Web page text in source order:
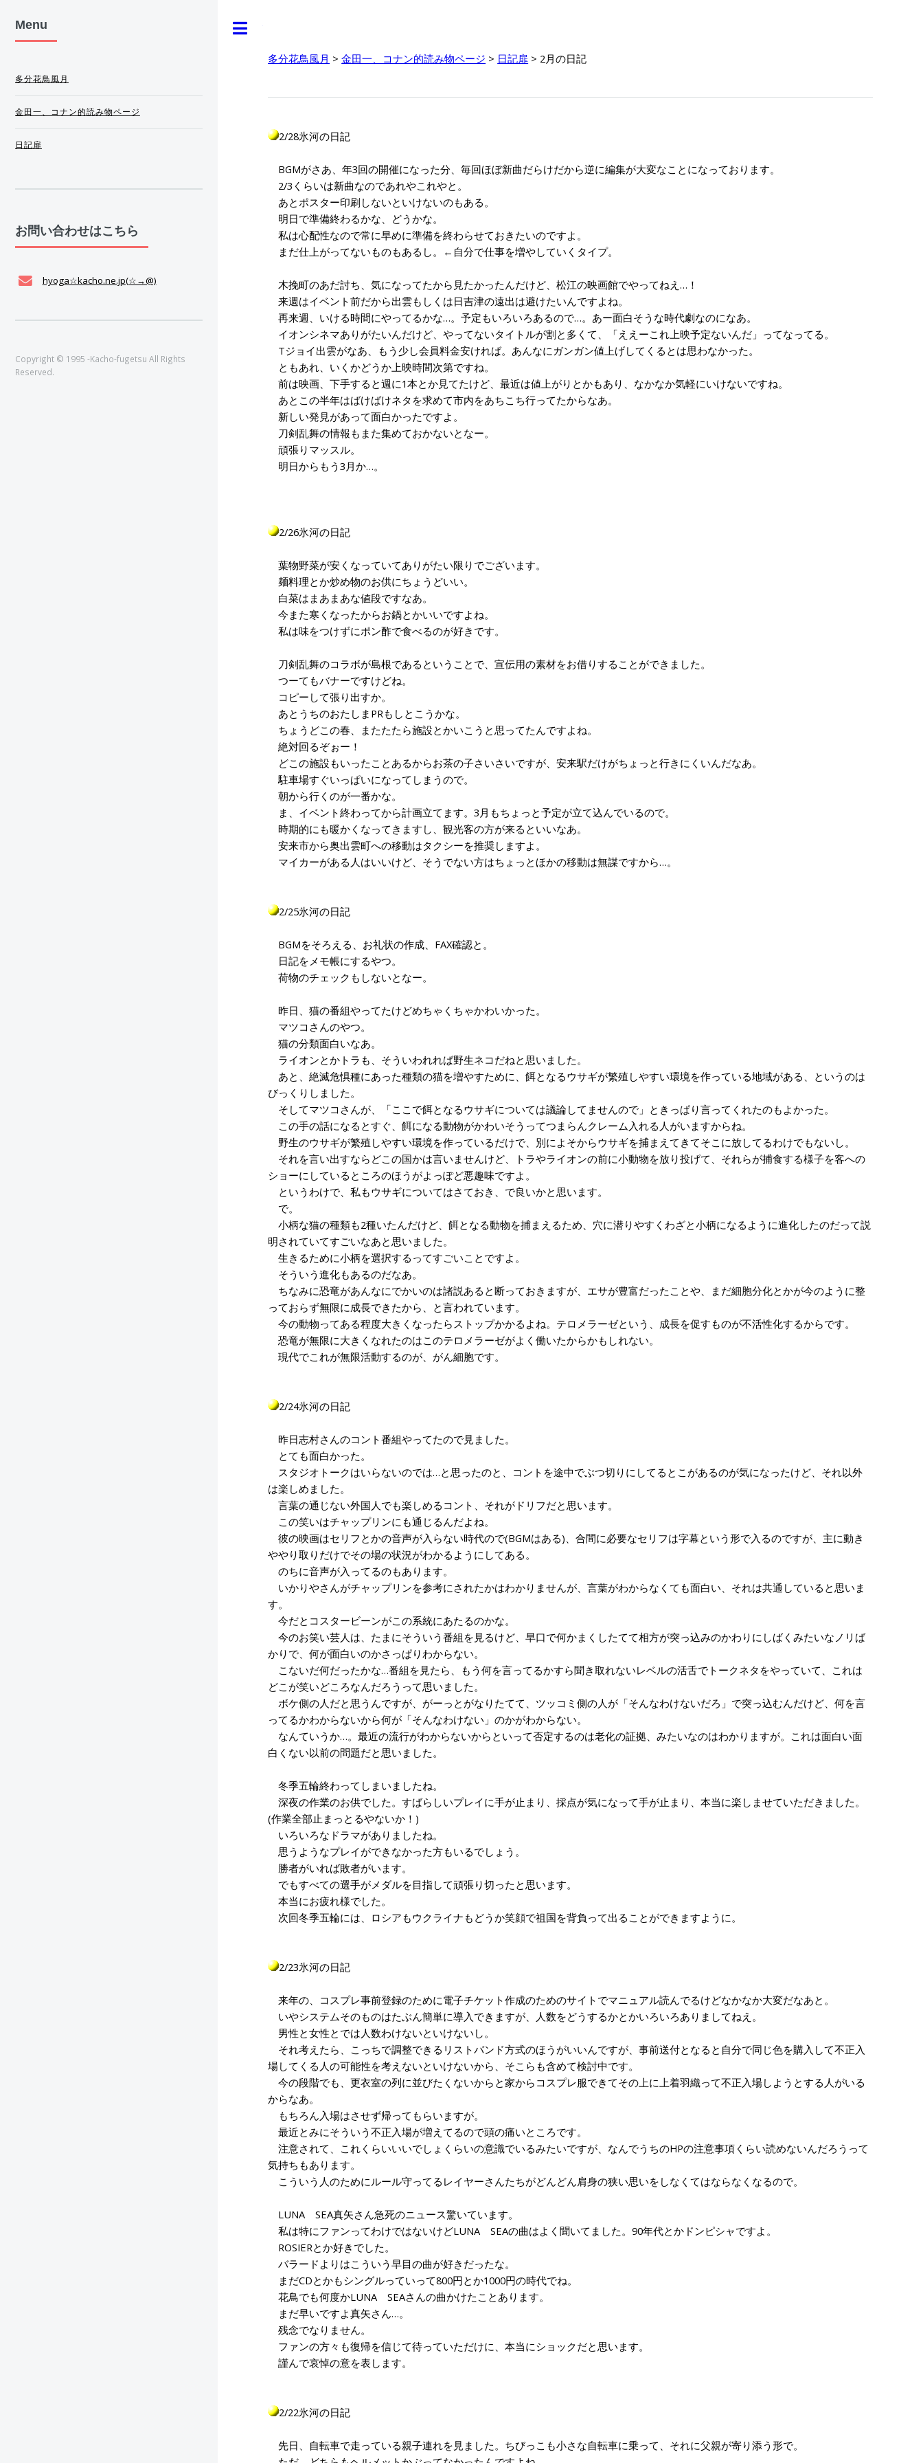
多分花鳥風月 >金田一、コナン的読み物ページ > 日記扉 > 2月の日記
2/28氷河の日記
BGMがさあ、年3回の開催になった分、毎回ほぼ新曲だらけだから逆に編集が大変なことになっております。
2/3くらいは新曲なのであれやこれやと。
あとポスター印刷しないといけないのもある。
明日で準備終わるかな、どうかな。
私は心配性なので常に早めに準備を終わらせておきたいのですよ。
まだ仕上がってないものもあるし。←自分で仕事を増やしていくタイプ。
木挽町のあだ討ち、気になってたから見たかったんだけど、松江の映画館でやってねえ…！
来週はイベント前だから出雲もしくは日吉津の遠出は避けたいんですよね。
再来週、いける時間にやってるかな…。予定もいろいろあるので…。あー面白そうな時代劇なのになあ。
イオンシネマありがたいんだけど、やってないタイトルが割と多くて、「ええーこれ上映予定ないんだ」ってなってる。
Tジョイ出雲がなあ、もう少し会員料金安ければ。あんなにガンガン値上げしてくるとは思わなかった。
ともあれ、いくかどうか上映時間次第ですね。
前は映画、下手すると週に1本とか見てたけど、最近は値上がりとかもあり、なかなか気軽にいけないですね。
あとこの半年はばけばけネタを求めて市内をあちこち行ってたからなあ。
新しい発見があって面白かったですよ。
刀剣乱舞の情報もまた集めておかないとなー。
頑張りマッスル。
明日からもう3月か…。
2/26氷河の日記
葉物野菜が安くなっていてありがたい限りでございます。
麺料理とか炒め物のお供にちょうどいい。
白菜はまあまあな値段ですなあ。
今また寒くなったからお鍋とかいいですよね。
私は味をつけずにポン酢で食べるのが好きです。
刀剣乱舞のコラボが島根であるということで、宣伝用の素材をお借りすることができました。
つーてもバナーですけどね。
コピーして張り出すか。
あとうちのおたしまPRもしとこうかな。
ちょうどこの春、またたたら施設とかいこうと思ってたんですよね。
絶対回るぞぉー！
どこの施設もいったことあるからお茶の子さいさいですが、安来駅だけがちょっと行きにくいんだなあ。
駐車場すぐいっぱいになってしまうので。
朝から行くのが一番かな。
ま、イベント終わってから計画立てます。3月もちょっと予定が立て込んでいるので。
時期的にも暖かくなってきますし、観光客の方が来るといいなあ。
安来市から奥出雲町への移動はタクシーを推奨しますよ。
マイカーがある人はいいけど、そうでない方はちょっとほかの移動は無謀ですから…。
2/25氷河の日記
BGMをそろえる、お礼状の作成、FAX確認と。
日記をメモ帳にするやつ。
荷物のチェックもしないとなー。
昨日、猫の番組やってたけどめちゃくちゃかわいかった。
マツコさんのやつ。
猫の分類面白いなあ。
ライオンとかトラも、そういわれれば野生ネコだねと思いました。
あと、絶滅危惧種にあった種類の猫を増やすために、餌となるウサギが繁殖しやすい環境を作っている地域がある、というのは
びっくりしました。
そしてマツコさんが、「ここで餌となるウサギについては議論してませんので」ときっぱり言ってくれたのもよかった。
この手の話になるとすぐ、餌になる動物がかわいそうってつまらんクレーム入れる人がいますからね。
野生のウサギが繁殖しやすい環境を作っているだけで、別によそからウサギを捕まえてきてそこに放してるわけでもないし。
それを言い出すならどこの国かは言いませんけど、トラやライオンの前に小動物を放り投げて、それらが捕食する様子を客への
ショーにしているところのほうがよっぽど悪趣味ですよ。
というわけで、私もウサギについてはさておき、で良いかと思います。
で。
小柄な猫の種類も2種いたんだけど、餌となる動物を捕まえるため、穴に潜りやすくわざと小柄になるように進化したのだって説
明されていてすごいなあと思いました。
生きるために小柄を選択するってすごいことですよ。
そういう進化もあるのだなあ。
ちなみに恐竜があんなにでかいのは諸説あると断っておきますが、エサが豊富だったことや、まだ細胞分化とかが今のように整
っておらず無限に成長できたから、と言われています。
今の動物ってある程度大きくなったらストップかかるよね。テロメラーゼという、成長を促すものが不活性化するからです。
恐竜が無限に大きくなれたのはこのテロメラーゼがよく働いたからかもしれない。
現代でこれが無限活動するのが、がん細胞です。
2/24氷河の日記
昨日志村さんのコント番組やってたので見ました。
とても面白かった。
スタジオトークはいらないのでは…と思ったのと、コントを途中でぶつ切りにしてるとこがあるのが気になったけど、それ以外
は楽しめました。
言葉の通じない外国人でも楽しめるコント、それがドリフだと思います。
この笑いはチャップリンにも通じるんだよね。
彼の映画はセリフとかの音声が入らない時代ので(BGMはある)、合間に必要なセリフは字幕という形で入るのですが、主に動き
ややり取りだけでその場の状況がわかるようにしてある。
のちに音声が入ってるのもあります。
いかりやさんがチャップリンを参考にされたかはわかりませんが、言葉がわからなくても面白い、それは共通していると思いま
す。
今だとコスタービーンがこの系統にあたるのかな。
今のお笑い芸人は、たまにそういう番組を見るけど、早口で何かまくしたてて相方が突っ込みのかわりにしばくみたいなノリば
かりで、何が面白いのかさっぱりわからない。
こないだ何だったかな…番組を見たら、もう何を言ってるかすら聞き取れないレベルの活舌でトークネタをやっていて、これは
どこが笑いどころなんだろうって思いました。
ボケ側の人だと思うんですが、がーっとがなりたてて、ツッコミ側の人が「そんなわけないだろ」で突っ込むんだけど、何を言
ってるかわからないから何が「そんなわけない」のかがわからない。
なんていうか…。最近の流行がわからないからといって否定するのは老化の証拠、みたいなのはわかりますが。これは面白い面
白くない以前の問題だと思いました。
冬季五輪終わってしまいましたね。
深夜の作業のお供でした。すばらしいプレイに手が止まり、採点が気になって手が止まり、本当に楽しませていただきました。
(作業全部止まっとるやないか！)
いろいろなドラマがありましたね。
思うようなプレイができなかった方もいるでしょう。
勝者がいれば敗者がいます。
でもすべての選手がメダルを目指して頑張り切ったと思います。
本当にお疲れ様でした。
次回冬季五輪には、ロシアもウクライナもどうか笑顔で祖国を背負って出ることができますように。
2/23氷河の日記
来年の、コスプレ事前登録のために電子チケット作成のためのサイトでマニュアル読んでるけどなかなか大変だなあと。
いやシステムそのものはたぶん簡単に導入できますが、人数をどうするかとかいろいろありましてねえ。
男性と女性とでは人数わけないといけないし。
それ考えたら、こっちで調整できるリストバンド方式のほうがいいんですが、事前送付となると自分で同じ色を購入して不正入
場してくる人の可能性を考えないといけないから、そこらも含めて検討中です。
今の段階でも、更衣室の列に並びたくないからと家からコスプレ服できてその上に上着羽織って不正入場しようとする人がいる
からなあ。
もちろん入場はさせず帰ってもらいますが。
最近とみにそういう不正入場が増えてるので頭の痛いところです。
注意されて、これくらいいいでしょくらいの意識でいるみたいですが、なんでうちのHPの注意事項くらい読めないんだろうって
気持ちもあります。
こういう人のためにルール守ってるレイヤーさんたちがどんどん肩身の狭い思いをしなくてはならなくなるので。
LUNA SEA真矢さん急死のニュース驚いています。
私は特にファンってわけではないけどLUNA SEAの曲はよく聞いてました。90年代とかドンピシャですよ。
ROSIERとか好きでした。
バラードよりはこういう早目の曲が好きだったな。
まだCDとかもシングルっていって800円とか1000円の時代でね。
花鳥でも何度かLUNA SEAさんの曲かけたことあります。
まだ早いですよ真矢さん…。
残念でなりません。
ファンの方々も復帰を信じて待っていただけに、本当にショックだと思います。
謹んで哀悼の意を表します。
2/22氷河の日記
先日、自転車で走っている親子連れを見ました。ちびっこも小さな自転車に乗って、それに父親が寄り添う形で。
Menu
多分花鳥風月
金田一、コナン的読み物ページ
日記扉
お問い合わせはこちら
hyoga☆kacho.ne.jp(☆→@)
Copyright © 1995 -Kacho-fugetsu All Rights
Reserved.
Toggle